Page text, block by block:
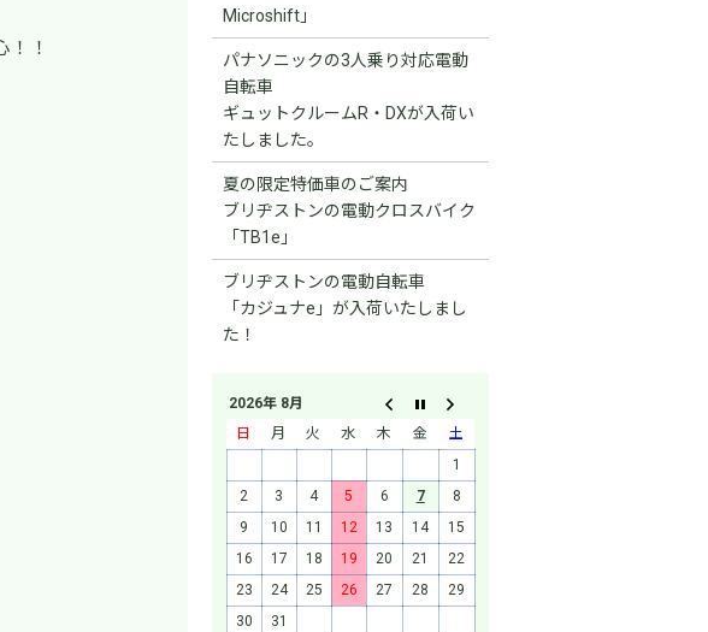
！
Microshift」
パナソニックの3人乗り対応電動
自転車
ギュットクルームR・DXが入荷い
たしました。
夏の限定特価車のご案内
ブリヂストンの電動クロスバイク
「TB1e」
ブリヂストンの電動自転車
「カジュナe」が入荷いたしまし
た！
2026年 8月
日
月 火 水 木 金
土
1
2
3 4 5 6 7
8
9
10 11 12 13 14
15
16
17 18 19 20 21
22
23
24 25 26 27 28
29
30
31